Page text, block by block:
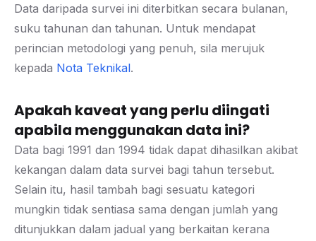
Data daripada survei ini diterbitkan secara bulanan,
suku tahunan dan tahunan. Untuk mendapat
perincian metodologi yang penuh, sila merujuk
kepada Nota Teknikal.
Apakah kaveat yang perlu diingati
apabila menggunakan data ini?
Data bagi 1991 dan 1994 tidak dapat dihasilkan akibat
kekangan dalam data survei bagi tahun tersebut.
Selain itu, hasil tambah bagi sesuatu kategori
mungkin tidak sentiasa sama dengan jumlah yang
ditunjukkan dalam jadual yang berkaitan kerana